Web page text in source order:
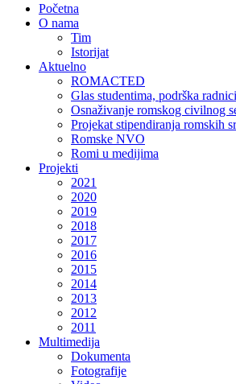
Početna
O nama
Tim
Istorijat
Aktuelno
ROMACTED
Glas studentima, podrška
Osnaživanje romskog civilnog
Projekat stipendiranja romskih
Romske NVO
Romi u medijima
Projekti
2021
2020
2019
2018
2017
2016
2015
2014
2013
2012
2011
Multimedija
Dokumenta
Fotografije